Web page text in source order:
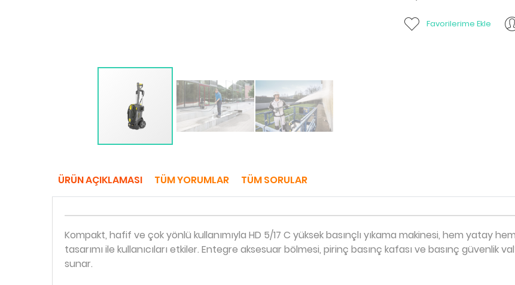
Favorilerime Ekle
ÜRÜN AÇIKLAMASI TÜM YORUMLAR TÜM SORULAR
Kompakt, hafif ve çok yönlü kullanımıyla HD 5/17 C yüksek basınçlı yıkama makinesi, hem yatay
tasarımı ile kullanıcıları etkiler. Entegre aksesuar bölmesi, pirinç basınç kafası ve basınç güvenlik
sunar.